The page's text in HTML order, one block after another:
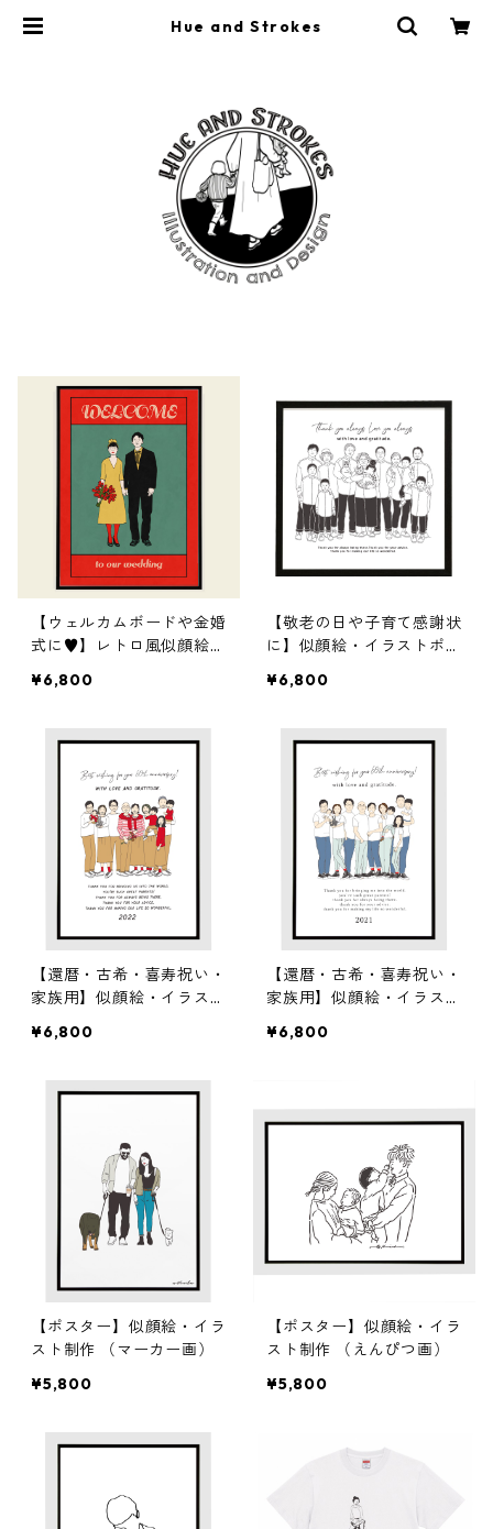
Hue and Strokes
【ウェルカムボードや金婚
式に♥】レトロ風似顔絵・
ーカー画）
¥6,800
【敬老の日や子育て感謝状
に】似顔絵・イラストポス
家族へ贈るポスターです
¥6,800
【還暦・古希・喜寿祝い・
家族用】似顔絵・イラスト
画）
¥6,800
【還暦・古希・喜寿祝い・
家族用】似顔絵・イラスト
画）
¥6,800
【ポスター】似顔絵・イラ
スト制作 （マーカー画）
¥5,800
【ポスター】似顔絵・イラ
スト制作 （えんぴつ画）
¥5,800